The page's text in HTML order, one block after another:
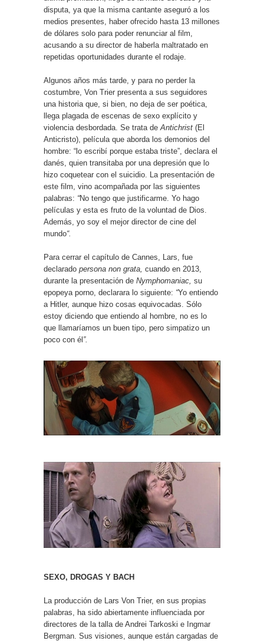
disputa, ya que la misma cantante aseguró a los
medios presentes, haber ofrecido hasta 13 millones
de dólares solo para poder renunciar al film,
acusando a su director de haberla maltratado en
repetidas oportunidades durante el rodaje.
Algunos años más tarde, y para no perder la
costumbre, Von Trier presenta a sus seguidores
una historia que, si bien, no deja de ser poética,
llega plagada de escenas de sexo explícito y
violencia desbordada. Se trata de Antichrist (El
Anticristo), película que aborda los demonios del
hombre: “lo escribí porque estaba triste”, declara el
danés, quien transitaba por una depresión que lo
hizo coquetear con el suicidio. La presentación de
este film, vino acompañada por las siguientes
palabras: “No tengo que justificarme. Yo hago
películas y esta es fruto de la voluntad de Dios.
Además, yo soy el mejor director de cine del
mundo“.
Para cerrar el capítulo de Cannes, Lars, fue
declarado persona non grata cuando en 2013,
durante la presentación de Nymphomaniac su
epopeya porno, declarara lo siguiente: “Yo entiendo
a Hitler, aunque hizo cosas equivocadas. Sólo
estoy diciendo que entiendo al hombre, no es lo
que llamaríamos un buen tipo, pero simpatizo un
poco con él ”.
SEXO, DROGAS Y BACH
La producción de Lars Von Trier, en sus propias
palabras, ha sido abiertamente influenciada por
directores de la talla de Andrei Tarkoski e Ingmar
Bergman. Sus visiones, aunque están cargadas de